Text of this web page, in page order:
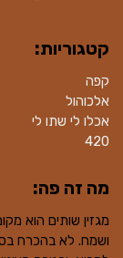
קטגוריות:
קפה
אלכוהול
אכלו לי שתו לי
420
מה זה פה:
מגזין שותים הוא
ושמח. לא בהכרח